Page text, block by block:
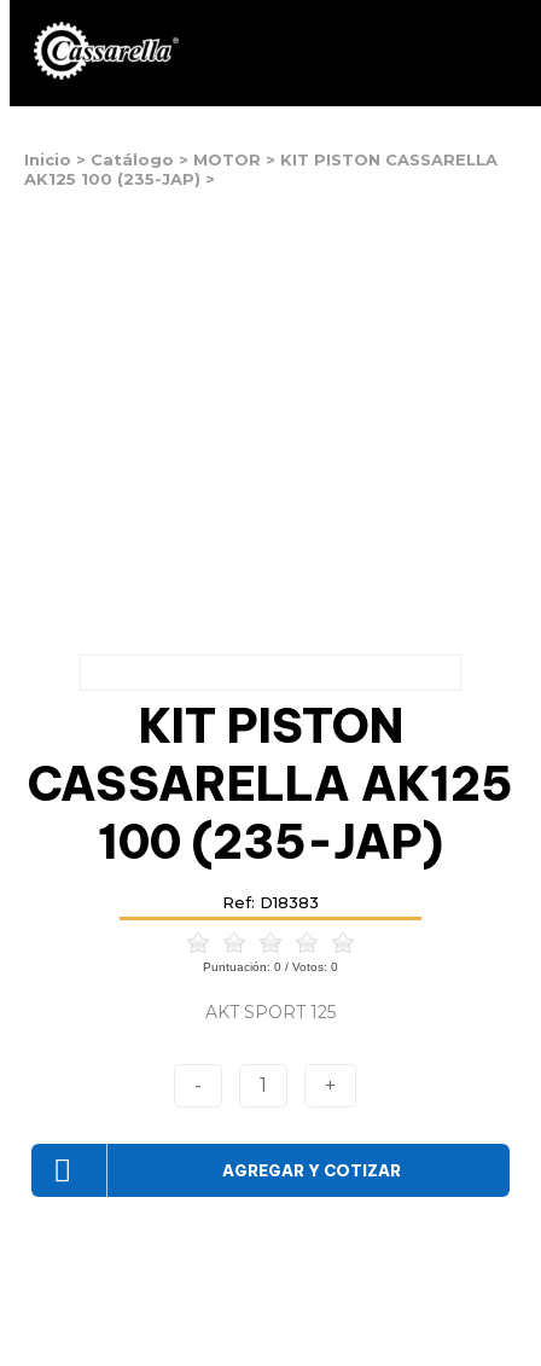
Inicio > Catálogo > MOTOR > KIT PISTON CASSARELLA
AK125 100 (235-JAP) >
KIT PISTON
CASSARELLA AK125
100 (235-JAP)
Ref: D18383
Puntuación: 0 / Votos: 0
AKT SPORT 125
- 1 +
AGREGAR Y COTIZAR